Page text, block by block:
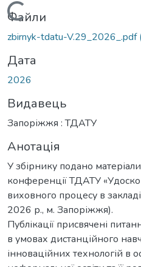
Вантажиться...
Файли
zbirnyk-tdatu-V.29_2026_.pdf
Дата
2026
Видавець
Запоріжжя : ТДАТУ
Анотація
У збірнику подано
конференції ТДАТУ
виховного процесу в
2026 р., м. Запоріжжя).
Публікації присвячені
в умовах дистанційного
інноваційних технологій в